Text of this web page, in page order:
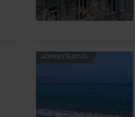
ADMINISTRATIVO